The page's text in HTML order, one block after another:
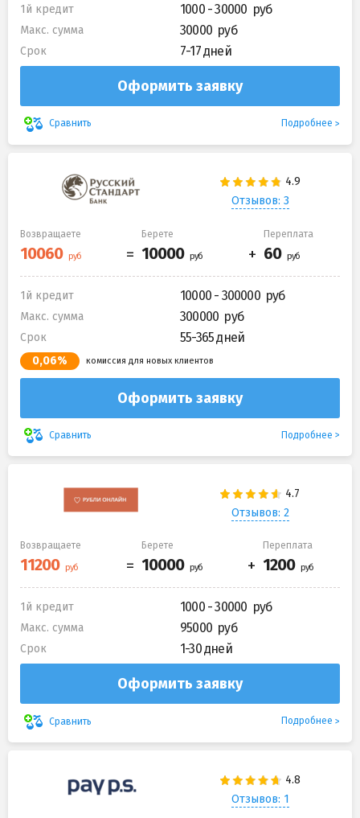
1й кредит 1000 - 30000
Макс. сумма 30000
Срок 7-17 дней
Оформить заявку
Сравнить Подробнее
Отзывов: 3
Возвращаете Берете Переплата
1й кредит 10000 - 300000
Макс. сумма 300000
Срок 55-365 дней
0,06% комиссия для новых клиентов
Оформить заявку
Сравнить Подробнее
Отзывов: 2
Возвращаете Берете Переплата
1й кредит 1000 - 30000
Макс. сумма 95000
Срок 1-30 дней
Оформить заявку
Сравнить Подробнее
Отзывов: 1